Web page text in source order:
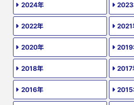
2024年
2022年 2021
2020年 2019
2018年 2017
2016年 2015